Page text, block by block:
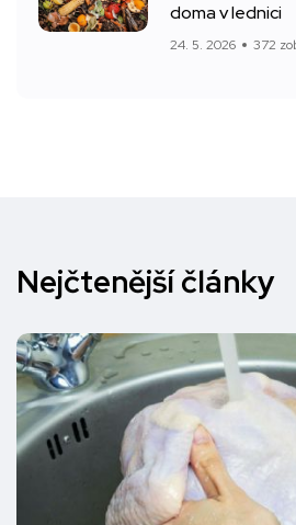
doma v lednici
24. 5. 2026 372
Nejčtenější články